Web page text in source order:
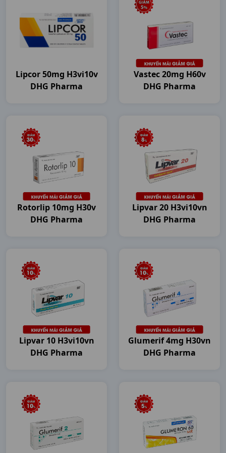
Lipcor 50mg H3vi10v
DHG Pharma
Vastec 20mg H60v
DHG Pharma
Rotorlip 10mg H30v
DHG Pharma
Lipvar 20 H3vi10vn
DHG Pharma
Lipvar 10 H3vi10vn
DHG Pharma
Glumerif 4mg H30vn
DHG Pharma